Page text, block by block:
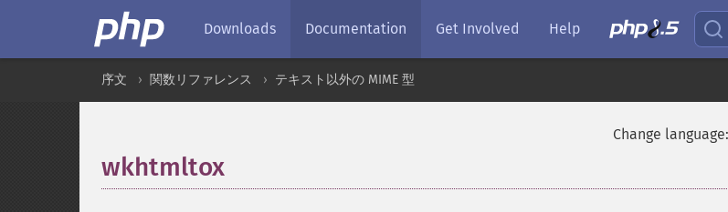
Downloads Documentation Get Involved Help
序文 関数リファレンス テキスト以外の MIME 型
Change language:
wkhtmltox